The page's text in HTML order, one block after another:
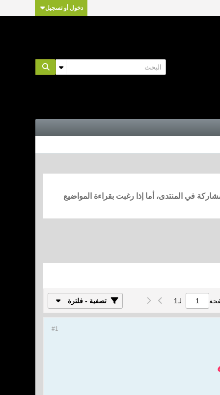
دخول أو تسجيل
في المنتدى، أما إذا رغبت بقراءة المواضيع
لـ1 تصفية - فلترة
#1